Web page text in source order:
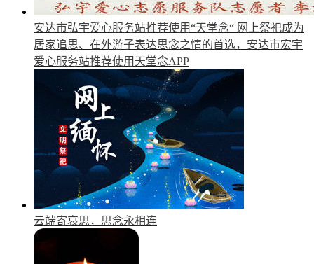
安达市弘宇爱心服务站推荐使用“天堂念“ 网上祭祀成为
居家追思、在外游子表达思念之情的首选，安达市宏宇
爱心服务站推荐使用天堂念APP
云端寄哀思，思念永相连